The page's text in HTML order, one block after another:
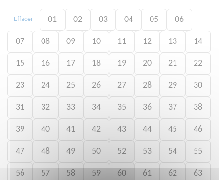
Effacer 01 02 03 04 05 06
07 08 09 10 11 12 13 14
15 16 17 18 19 20 21 22
23 24 25 26 27 28 29 30
31 32 33 34 35 36 37 38
39 40 41 42 43 44 45 46
47 48 49 50 52 53 54 55
56 57 58 59 60 61 62 63